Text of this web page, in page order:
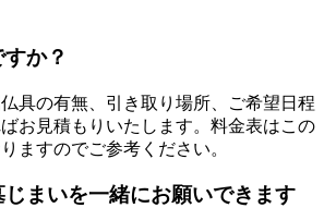
か？
具の有無、引き取り場所、ご希望日程
お見積もりいたします。料金表はこの
ますのでご参考ください。
まいを一緒にお願いできます